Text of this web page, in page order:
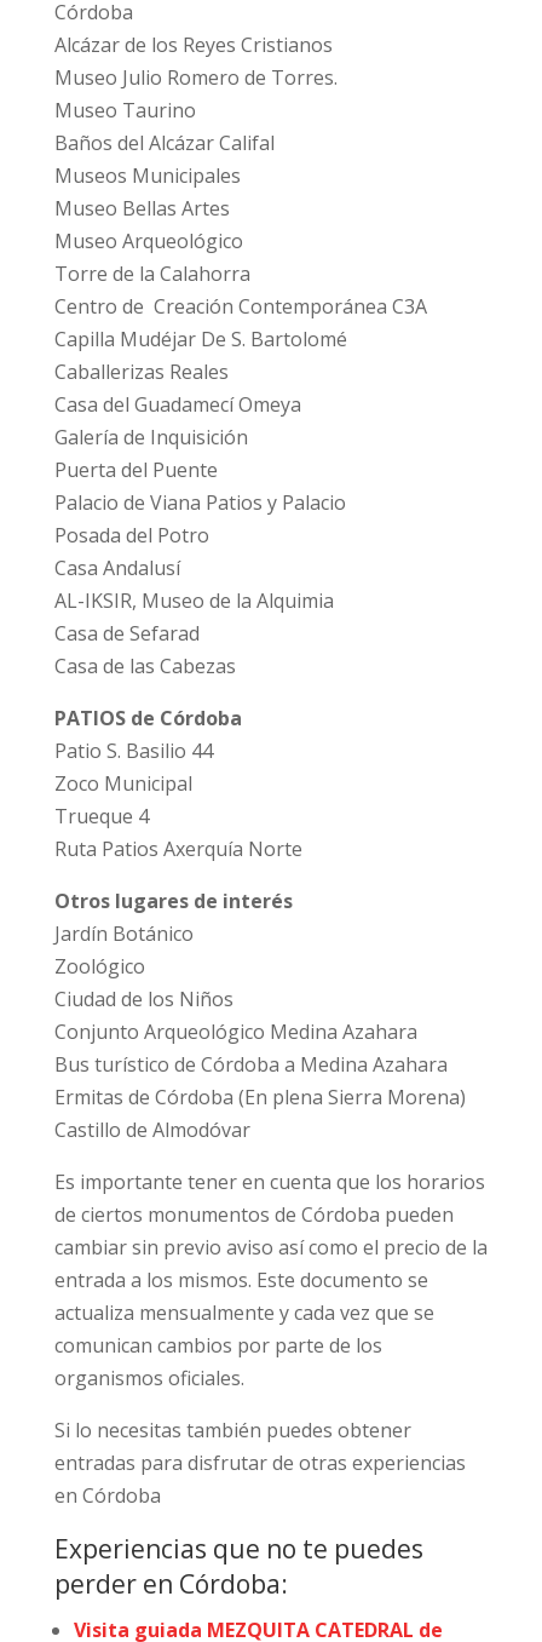
Córdoba
Alcázar de los Reyes Cristianos
Museo Julio Romero de Torres.
Museo Taurino
Baños del Alcázar Califal
Museos Municipales
Museo Bellas Artes
Museo Arqueológico
Torre de la Calahorra
Centro de Creación Contemporánea C3A
Capilla Mudéjar De S. Bartolomé
Caballerizas Reales
Casa del Guadamecí Omeya
Galería de Inquisición
Puerta del Puente
Palacio de Viana Patios y Palacio
Posada del Potro
Casa Andalusí
AL-IKSIR, Museo de la Alquimia
Casa de Sefarad
Casa de las Cabezas
PATIOS de Córdoba
Patio S. Basilio 44
Zoco Municipal
Trueque 4
Ruta Patios Axerquía Norte
Otros lugares de interés
Jardín Botánico
Zoológico
Ciudad de los Niños
Conjunto Arqueológico Medina Azahara
Bus turístico de Córdoba a Medina Azahara
Ermitas de Córdoba (En plena Sierra Morena)
Castillo de Almodóvar
Es importante tener en cuenta que los horarios
de ciertos monumentos de Córdoba pueden
cambiar sin previo aviso así como el precio de la
entrada a los mismos. Este documento se
actualiza mensualmente y cada vez que se
comunican cambios por parte de los
organismos oficiales.
Si lo necesitas también puedes obtener
entradas para disfrutar de otras experiencias
en Córdoba
Experiencias que no te puedes
perder en Córdoba:
Visita guiada MEZQUITA CATEDRAL de